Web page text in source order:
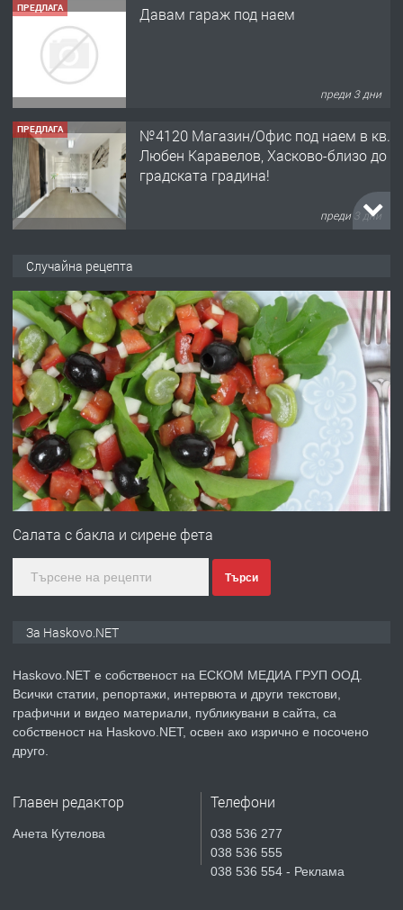
ПРЕДЛАГА Давам гараж под наем
преди 3 дни
ПРЕДЛАГА
№4120 Магазин/Офис под наем в кв.
Любен Каравелов, Хасково-близо до
градската градина!
преди 3 дни
КУБА
преди 4 дни
ПРЕДЛАГА
Продавам парцел в гр. Хасково кв.
Хисаря до ток, вода,канализация,
асфалт 0889 537 426
преди 4 дни
ПРЕДЛАГА СГЛОБЯВАНЕ НА МЕБЕЛИ.
преди 4 дни
ПРЕДЛАГА Под НАЕМ двустаен Орфей
Нов апартамент на ул. Липа до
Случайна рецепта
Салата с бакла и сирене фета
Търси
За Haskovo.NET
Haskovo.NET е собственост на ЕСКОМ МЕДИА ГРУП ООД.
Всички статии, репортажи, интервюта и други текстови,
графични и видео материали, публикувани в сайта, са
собственост на Haskovo.NET, освен ако изрично е посочено
друго.
Главен редактор
Анета Кутелова
Телефони
038 536 277
038 536 555
038 536 554 - Реклама